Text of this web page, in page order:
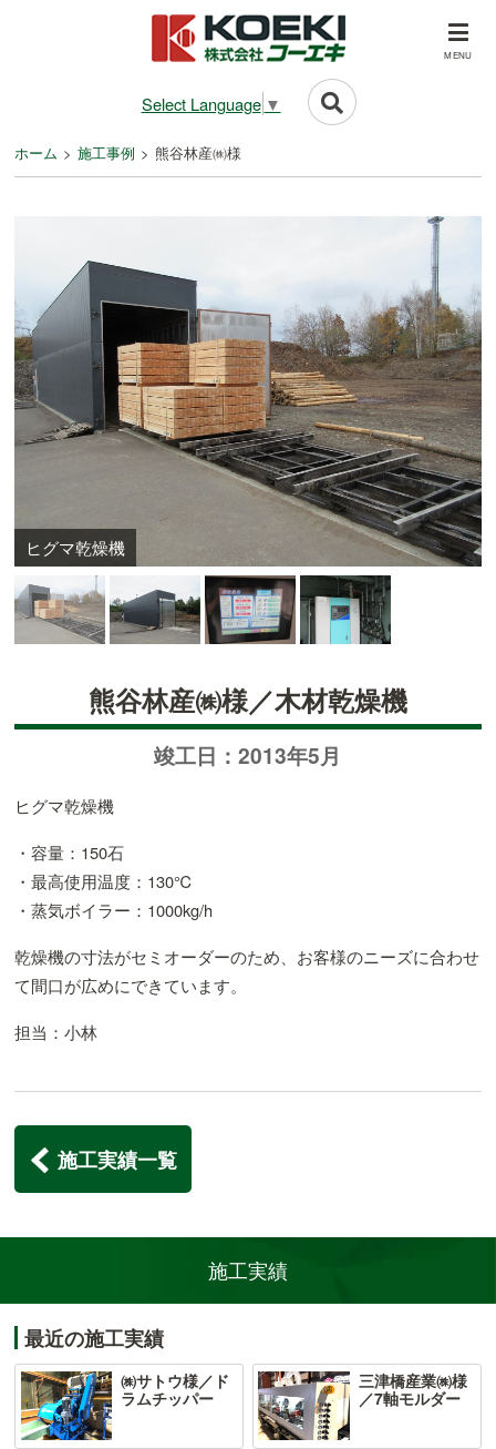
Select Language ▼
MENU
ホーム 施工事例 熊谷林産㈱様
ヒグマ乾燥機
熊谷林産㈱様／木材乾燥機
竣工日：2013年5月
ヒグマ乾燥機
・容量：150石
・最高使用温度：130℃
・蒸気ボイラー：1000kg/h
乾燥機の寸法がセミオーダーのため、お客様のニーズに合わせ
て間口が広めにできています。
担当：小林
施工実績一覧
施工実績
最近の施工実績
㈱サトウ様／ド
ラムチッパー
三津橋産業㈱様
／7軸モルダー